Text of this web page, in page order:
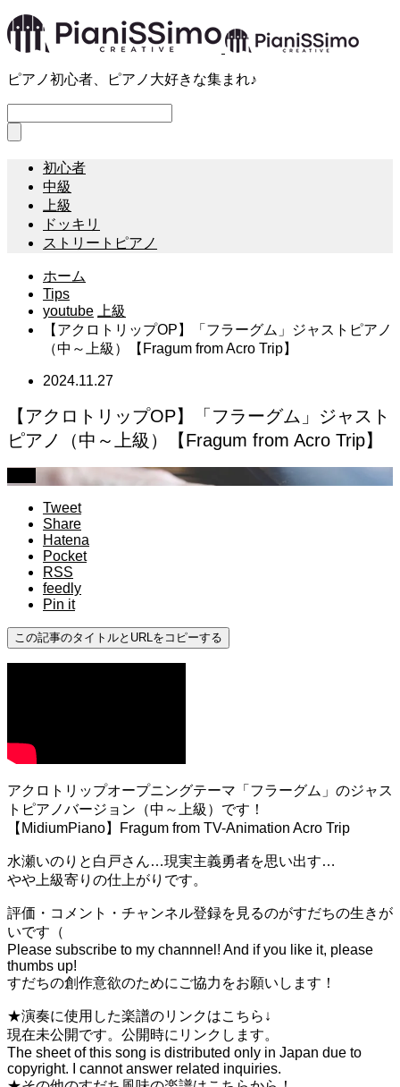
ピアノ初心者、ピアノ大好きな集まれ♪
初心者
中級
上級
ドッキリ
ストリートピアノ
ホーム
Tips
youtube
上級
【アクロトリップOP】「フラーグム」ジャストピアノ
（中～上級）【Fragum from Acro Trip】
2024.11.27
【アクロトリップOP】「フラーグム」ジャスト
ピアノ（中～上級）【Fragum from Acro Trip】
Tweet
Share
Hatena
Pocket
RSS
feedly
Pin it
この記事のタイトルとURLをコピーする
アクロトリップオープニングテーマ「フラーグム」のジャス
トピアノバージョン（中～上級）です！
【MidiumPiano】Fragum from TV-Animation Acro Trip
水瀬いのりと白戸さん…現実主義勇者を思い出す…
やや上級寄りの仕上がりです。
評価・コメント・チャンネル登録を見るのがすだちの生きが
いです（
Please subscribe to my channnel! And if you like it, please
thumbs up!
すだちの創作意欲のためにご協力をお願いします！
★演奏に使用した楽譜のリンクはこちら↓
現在未公開です。公開時にリンクします。
The sheet of this song is distributed only in Japan due to
copyright. I cannot answer related inquiries.